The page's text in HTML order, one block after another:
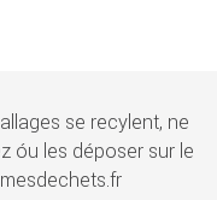
se recylent, ne
óu les déposer sur le